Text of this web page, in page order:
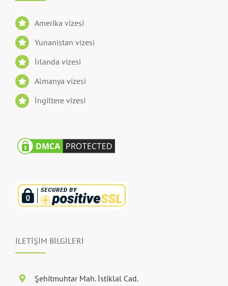
Amerika vizesi
Yunanistan vizesi
İrlanda vizesi
Almanya vizesi
İngiltere vizesi
İLETİŞİM BİLGİLERİ
Şehitmuhtar Mah. İstiklal Cad.